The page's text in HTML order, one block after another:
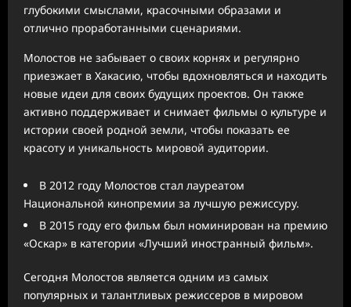
глубокими смыслами, красочными образами и
отлично проработанными сценариями.
Молостов не забывает о своих корнях и регулярно
приезжает в Хакасию, чтобы вдохновляться и находить
новые идеи для своих будущих проектов. Он также
активно поддерживает и снимает фильмы о культуре и
истории своей родной земли, чтобы показать ее
красоту и уникальность мировой аудитории.
В 2012 году Молостов стал лауреатом
Национальной кинопремии за лучшую режиссуру.
В 2015 году его фильм был номинирован на премию
«Оскар» в категории «Лучший иностранный фильм».
Сегодня Молостов является одним из самых
популярных и талантливых режиссеров в мировом